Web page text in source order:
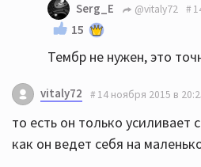
Serg_E @vitaly72
15
Тембр не нужен, это
vitaly72 14 ноября 2015 в
то есть он только усиливает
как он ведет себя на